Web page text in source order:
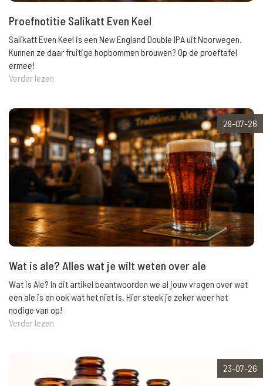
Proefnotitie Salikatt Even Keel
Salikatt Even Keel is een New England Double IPA uit Noorwegen.
Kunnen ze daar fruitige hopbommen brouwen? Op de proeftafel
ermee!
Verder lezen
29-07-26
Wat is ale? Alles wat je wilt weten over ale
Wat is Ale? In dit artikel beantwoorden we al jouw vragen over wat
een ale is en ook wat het niet is. Hier steek je zeker weer het
nodige van op!
Verder lezen
23-07-26